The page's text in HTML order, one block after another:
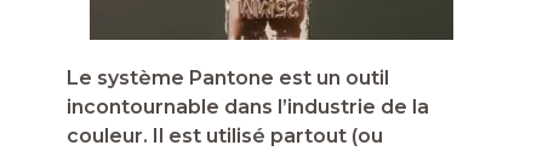
Le système Pantone est un outil
incontournable dans l’industrie de la
couleur. Il est utilisé partout (ou